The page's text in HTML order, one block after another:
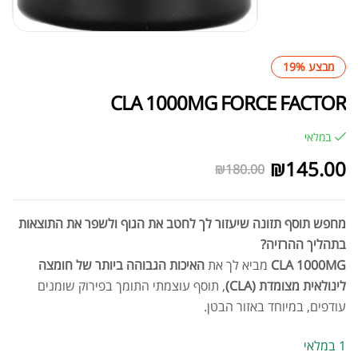
מבצע 19%
CLA 1000MG FORCE FACTOR
במלאי
₪180.00 ₪145.00
מחפש תוסף תזונה שיעזור לך לחטב את הגוף ולשפר את התוצאות
בתהליך ההרזיה?
CLA 1000MG מביא לך אתהאיכות הגבוהה ביותר של חומצה
לינולאית מצומדת (CLA)
, תוסף עוצמתי התומך בפירוק שומנים
עודפים, במיוחד באזור הבטן.
1 במלאי